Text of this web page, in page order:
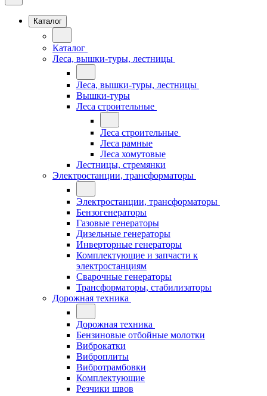
Каталог
Каталог
Леса, вышки-туры, лестницы
Леса, вышки-туры, лестницы
Вышки-туры
Леса строительные
Леса строительные
Леса рамные
Леса хомутовые
Лестницы, стремянки
Электростанции, трансформаторы
Электростанции, трансформаторы
Бензогенераторы
Газовые генераторы
Дизельные генераторы
Инверторные генераторы
Комплектующие и запчасти к
электростанциям
Сварочные генераторы
Трансформаторы, стабилизаторы
Дорожная техника
Дорожная техника
Бензиновые отбойные молотки
Виброкатки
Виброплиты
Вибротрамбовки
Комплектующие
Резчики швов